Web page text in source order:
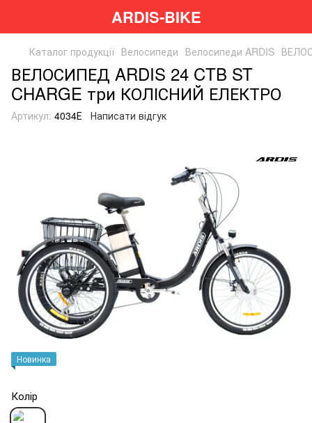
ARDIS-BIKE
Каталог продукції Велосипеди Велосипеди ARDIS
ВЕЛОСИПЕД ARDIS 24 CTB ST
CHARGE три КОЛІСНИЙ ЕЛЕКТРО
Артикул: 4034Е Написати відгук
Новинка
Колір